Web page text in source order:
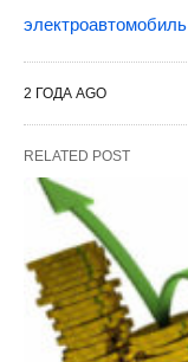
электроавтомобиль
2 ГОДА AGO
RELATED POST